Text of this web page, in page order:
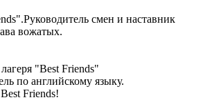
смен и наставник
вожатых.
"Best Friends"
по английскому языку.
Friends!